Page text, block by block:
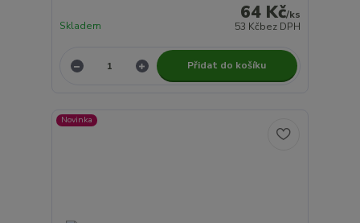
64 Kč/ks
53 Kčbez DPH
Skladem
Přidat do košíku
Novinka